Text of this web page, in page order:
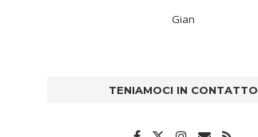
Gian
TENIAMOCI IN CONTATTO